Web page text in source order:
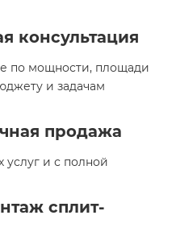
консультация
по мощности, площади
и задачам
продажа
услуг и с полной
сплит-